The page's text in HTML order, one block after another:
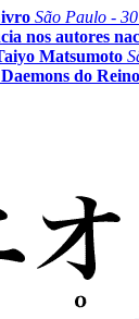
São Paulo -
nos autores
Matsumoto
do